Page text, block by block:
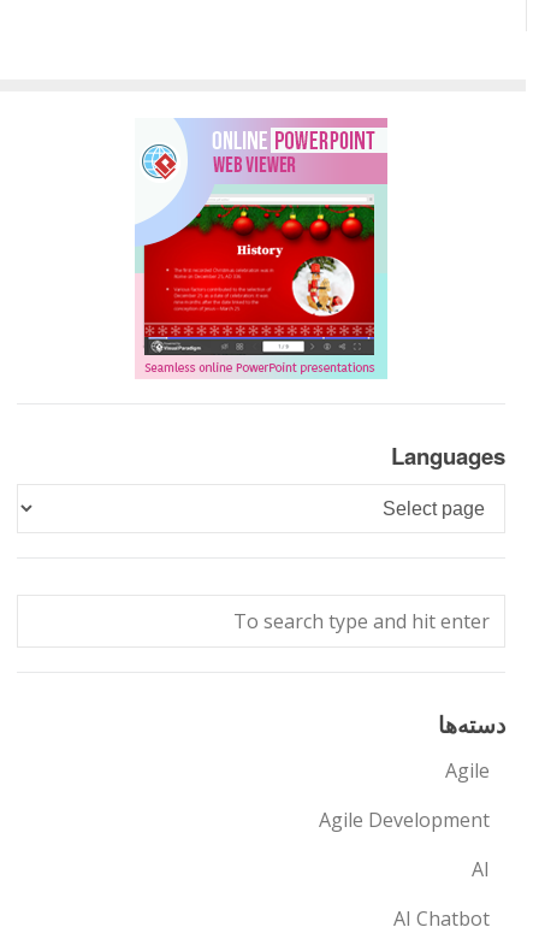
Languages
Languages
دسته‌ها
Agile
Agile Development
AI
AI Chatbot